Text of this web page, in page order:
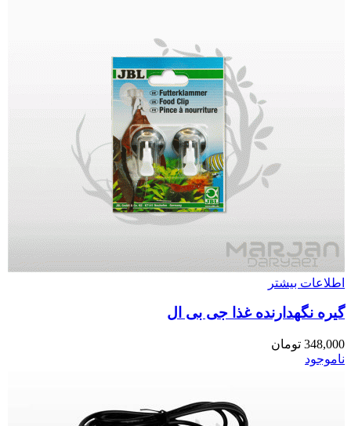
اطلاعات بیشتر
گیره نگهدارنده غذا جی بی ال
348,000 تومان
ناموجود